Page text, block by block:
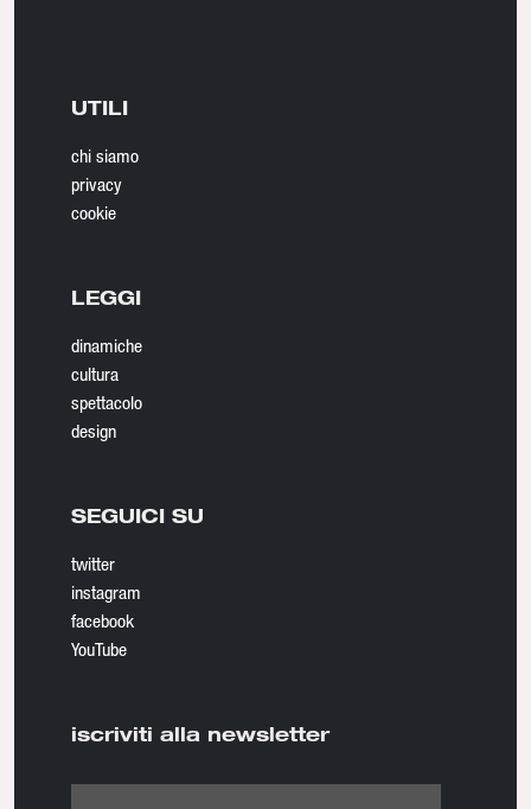
UTILI
chi siamo
privacy
cookie
LEGGI
dinamiche
cultura
spettacolo
design
SEGUICI SU
twitter
instagram
facebook
YouTube
iscriviti alla newsletter